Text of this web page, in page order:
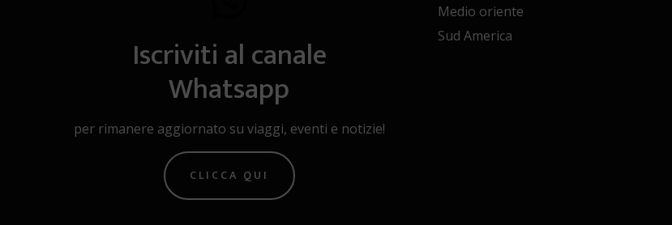
Iscriviti al canale
Whatsapp
per rimanere aggiornato su viaggi, eventi e notizie!
CLICCA QUI
Medio oriente
Sud America